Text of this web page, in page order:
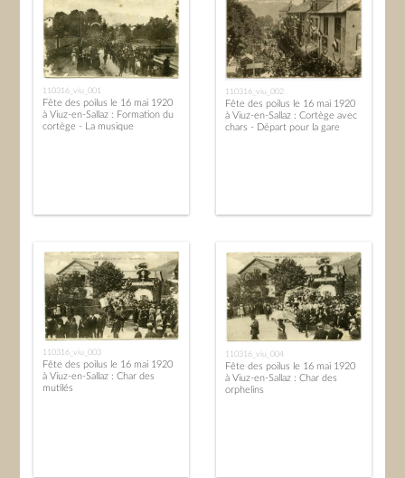
110316_viu_001
Fête des poilus le 16 mai 1920
à Viuz-en-Sallaz : Formation du
cortège - La musique
110316_viu_002
Fête des poilus le 16 mai 1920
à Viuz-en-Sallaz : Cortège avec
chars - Départ pour la gare
110316_viu_003
Fête des poilus le 16 mai 1920
à Viuz-en-Sallaz : Char des
mutilés
110316_viu_004
Fête des poilus le 16 mai 1920
à Viuz-en-Sallaz : Char des
orphelins